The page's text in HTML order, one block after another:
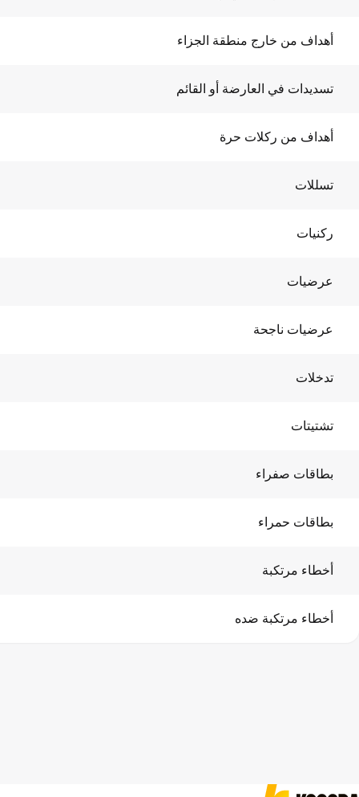
أهداف من خارج منطقة الجزاء
تسديدات في العارضة أو القائم
أهداف من ركلات حرة
تسللات
ركنيات
عرضيات
عرضيات ناجحة
تدخلات
تشتيتات
بطاقات صفراء
بطاقات حمراء
أخطاء مرتكبة
أخطاء مرتكبة ضده